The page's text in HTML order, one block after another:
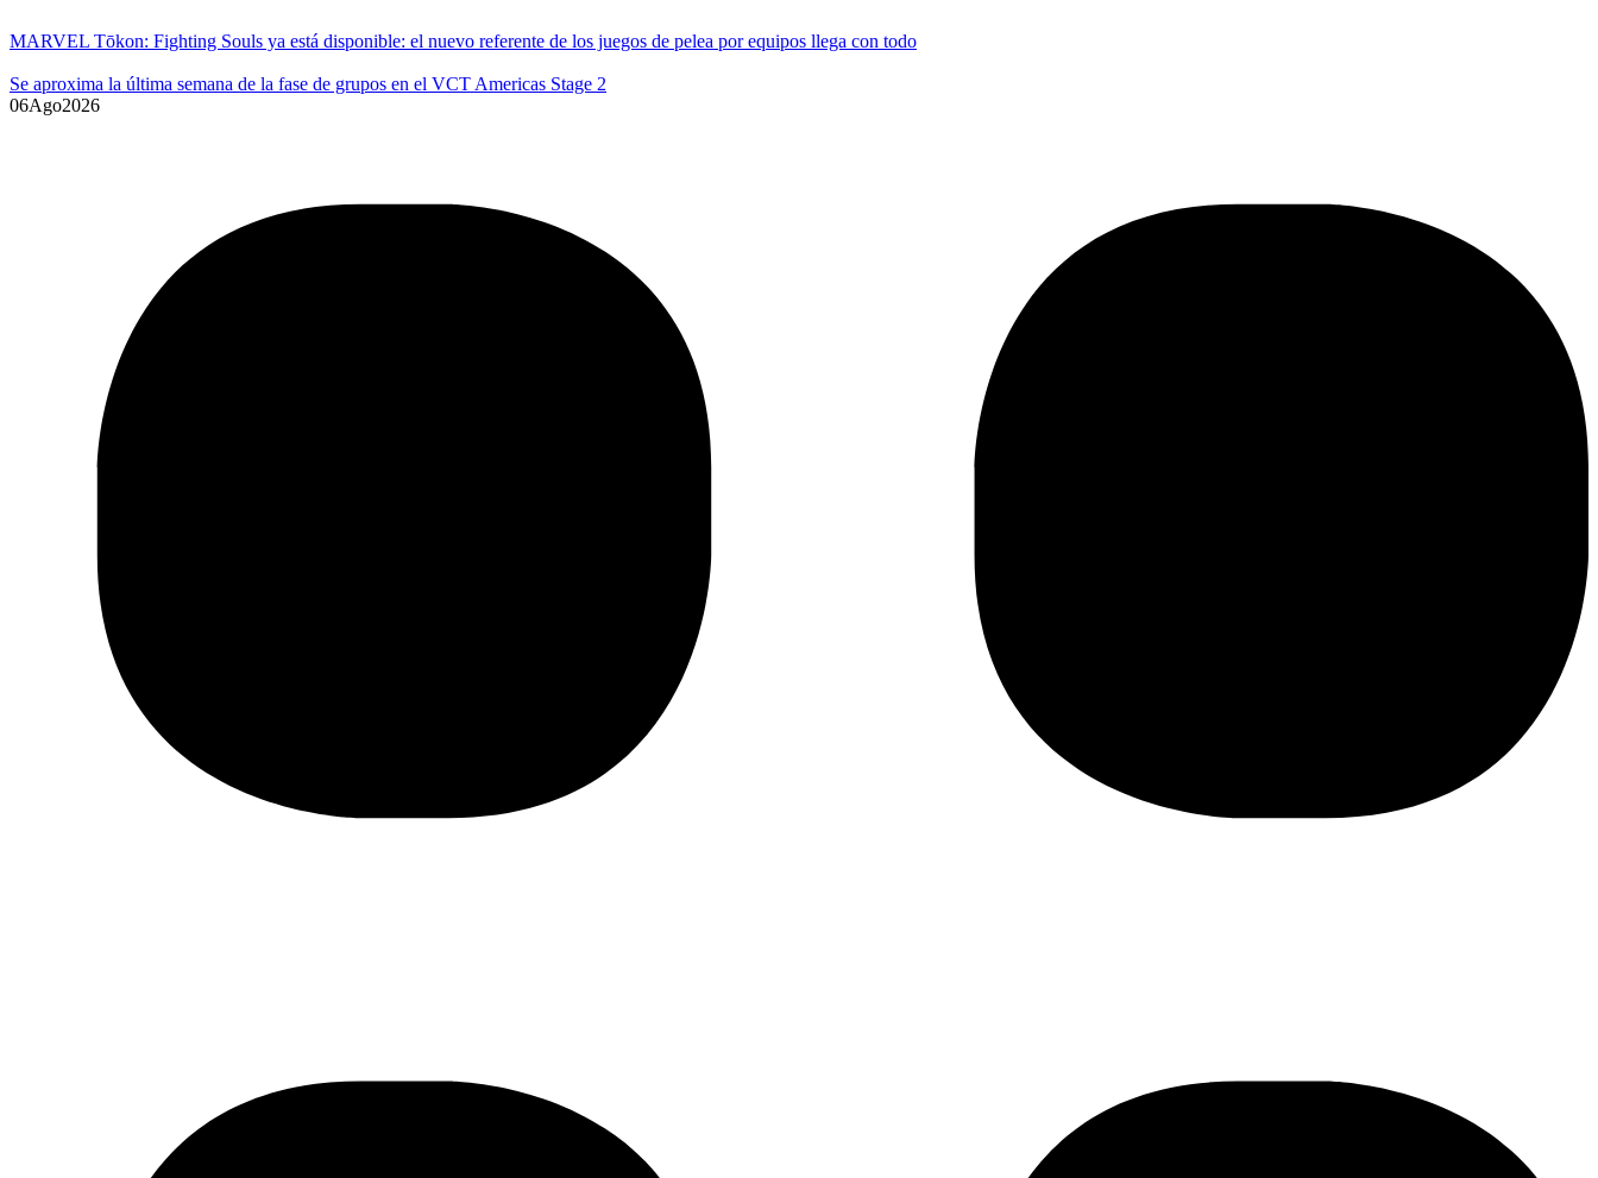
MARVEL Tōkon: Fighting Souls ya está disponible: el nuevo referente de los juegos de pelea por equipos llega con todo
Se aproxima la última semana de la fase de grupos en el VCT Americas Stage 2
06Ago2026